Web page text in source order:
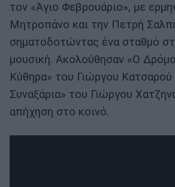
τον «Άγιο Φεβρουάριο», με
Μητροπάνο και την Πετρή
σηματοδοτώντας ένα σταθμό
μουσική. Ακολούθησαν «Ο
Κύθηρα» του Γιώργου Κατσαρού
Συναξάρια» του Γιώργου
απήχηση στο κοινό.